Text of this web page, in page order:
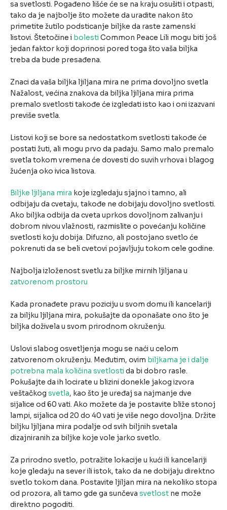
sa svetlosti. Pogađeno lišće će se na kraju osušiti i otpasti,
tako da je najbolje što možete da uradite nakon što
primetite žutilo podsticanje biljke da raste zamenski
listovi. Štetočine i bolestiCommon Peace Lili mogu biti još
jedan faktor koji doprinosi pored toga što vaša biljka
treba da bude presađena.
Znaci da vaša biljka ljiljana mira ne prima dovoljno svetla
Nažalost, većina znakova da biljka ljiljana mira prima
premalo svetlosti takođe će izgledati isto kao i oni izazvani
previše svetla.
Listovi koji se bore sa nedostatkom svetlosti takođe će
postati žuti, ali mogu prvo da padaju. Samo malo premalo
svetla tokom vremena će dovesti do suvih vrhova i blagog
žućenja oko ivica listova.
Biljke ljiljana mira koje izgledaju sjajno i tamno, ali
odbijaju da cvetaju, takođe ne dobijaju dovoljno svetlosti.
Ako biljka odbija da cveta uprkos dovoljnom zalivanju i
dobrom nivou vlažnosti, razmislite o povećanju količine
svetlosti koju dobija. Difuzno, ali postojano svetlo će
pokrenuti da se beli cvetovi pojavljuju tokom cele godine.
Najbolja izloženost svetlu za biljke mirnih ljiljana u
zatvorenom prostoru
Kada pronađete pravu poziciju u svom domu ili kancelariji
za biljku ljiljana mira, pokušajte da oponašate ono što je
biljka doživela u svom prirodnom okruženju.
Uslovi slabog osvetljenja mogu se naći u celom
zatvorenom okruženju. Međutim, ovim biljkama je i dalje
potrebna mala količina svetlostida bi dobro rasle.
Pokušajte da ih locirate u blizini donekle jakog izvora
veštačkog svetla, kao što je uređaj sa najmanje dve
sijalice od 60 vati. Ako možete da je postavite bliže stonoj
lampi, sijalica od 20 do 40 vati je više nego dovoljna. Držite
biljku ljiljana mira podalje od svih biljnih svetala
dizajniranih za biljke koje vole jarko svetlo.
Za prirodno svetlo, potražite lokacije u kući ili kancelariji
koje gledaju na sever ili istok, tako da ne dobijaju direktno
svetlo tokom dana. Postavite ljiljan mira na nekoliko stopa
od prozora, ali tamo gde ga sunčeva svetlost ne može
direktno pogoditi.